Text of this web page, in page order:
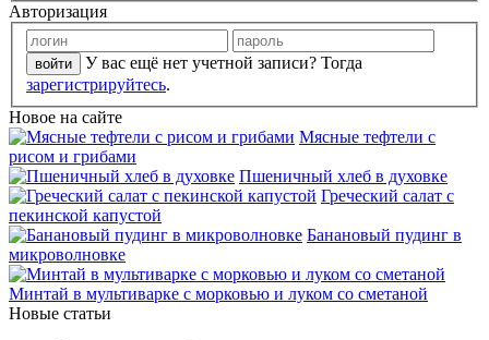
Авторизация
У вас ещё нет учетной записи? Тогда
зарегистрируйтесь.
Новое на сайте
Мясные тефтели с
рисом и грибами
Пшеничный хлеб в духовке
Греческий салат с
пекинской капустой
Банановый пудинг в
микроволновке
Минтай в мультиварке с морковью и луком со сметаной
Новые статьи